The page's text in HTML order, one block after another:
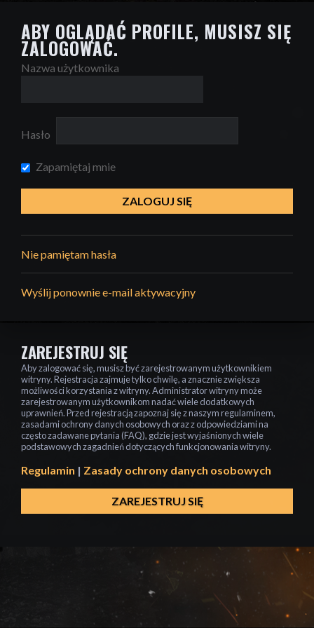
ABY OGLĄDAĆ PROFILE, MUSISZ SIĘ
ZALOGOWAĆ.
Nazwa użytkownika
Hasło
Zapamiętaj mnie
Nie pamiętam hasła
Wyślij ponownie e-mail aktywacyjny
ZAREJESTRUJ SIĘ
Aby zalogować się, musisz być zarejestrowanym użytkownikiem
witryny. Rejestracja zajmuje tylko chwilę, a znacznie zwiększa
możliwości korzystania z witryny. Administrator witryny może
zarejestrowanym użytkownikom nadać wiele dodatkowych
uprawnień. Przed rejestracją zapoznaj się z naszym regulaminem,
zasadami ochrony danych osobowych oraz z odpowiedziami na
często zadawane pytania (FAQ), gdzie jest wyjaśnionych wiele
podstawowych zagadnień dotyczących funkcjonowania witryny.
Regulamin | Zasady ochrony danych osobowych
ZAREJESTRUJ SIĘ